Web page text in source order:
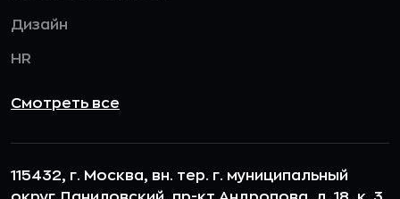
Дизайн
HR
Смотреть все
115432, г. Москва, вн. тер. г. муниципальный